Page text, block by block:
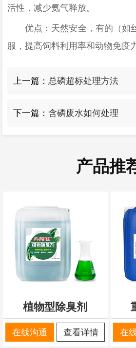
活性，减少氨气释放。
优点：天然安全，有的（如
服，提高饲料利用率和动物免疫
上一篇：总磷超标处理方法
下一篇：含磷废水如何处理
产品推
植物型除臭剂
在线沟通 查看详情 在